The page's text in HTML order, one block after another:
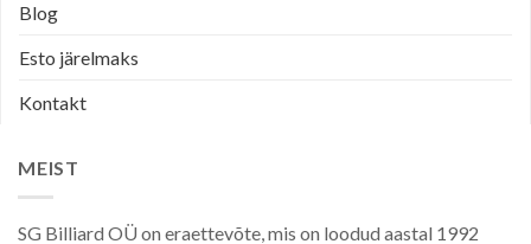
Blog
Esto järelmaks
Kontakt
MEIST
SG Billiard OÜ on eraettevõte, mis on loodud aastal 1992